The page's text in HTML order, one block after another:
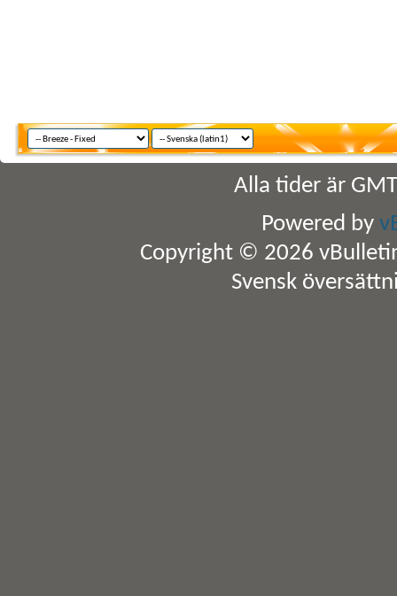
Alla tider är
Powered by
Copyright © 2026
Svensk